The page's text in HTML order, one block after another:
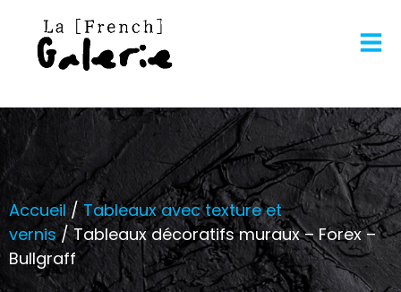
Accueil/Tableaux avec texture et
vernis/ Tableaux décoratifs muraux – Forex –
Bullgraff